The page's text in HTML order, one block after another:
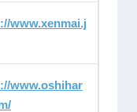
www.xenmai.j
www.oshihar